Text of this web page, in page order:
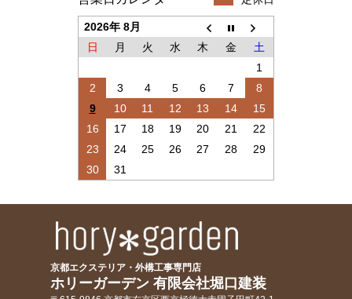
2026年 8月
日
月 火 水 木 金
土
1
2
3 4 5 6 7
8
9
10 11 12 13 14
15
16
17 18 19 20 21
22
23
24 25 26 27 28
29
30
31
京都エクステリア・外構工事専門店
ホリーガーデン 有限会社堀口建装